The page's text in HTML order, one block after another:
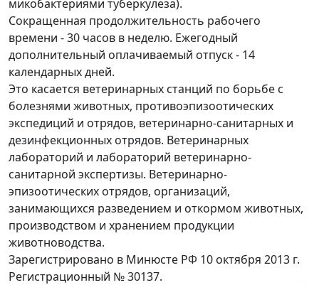
микобактериями туберкулеза).
Сокращенная продолжительность рабочего
времени - 30 часов в неделю. Ежегодный
дополнительный оплачиваемый отпуск - 14
календарных дней.
Это касается ветеринарных станций по борьбе с
болезнями животных, противоэпизоотических
экспедиций и отрядов, ветеринарно-санитарных и
дезинфекционных отрядов. Ветеринарных
лабораторий и лабораторий ветеринарно-
санитарной экспертизы. Ветеринарно-
эпизоотических отрядов, организаций,
занимающихся разведением и откормом животных,
производством и хранением продукции
животноводства.
Зарегистрировано в Минюсте РФ 10 октября 2013 г.
Регистрационный № 30137.